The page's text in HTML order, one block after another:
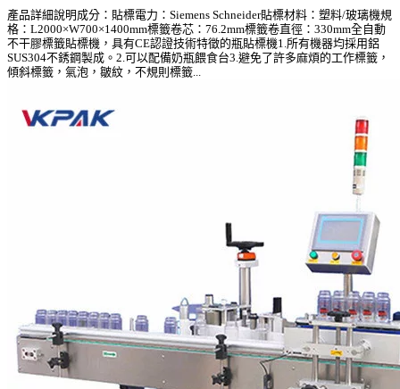
產品詳細說明成分：貼標電力：Siemens Schneider貼標材料：塑料/玻璃機規
格：L2000×W700×1400mm標籤卷芯：76.2mm標籤卷直徑：330mm全自動
不干膠標籤貼標機，具有CE認證技術特徵的瓶貼標機1.所有機器均採用鋁
SUS304不銹鋼製成。2.可以配備奶瓶餵食台3.避免了許多麻煩的工作標籤，
傾斜標籤，氣泡，皺紋，不規則標籤...